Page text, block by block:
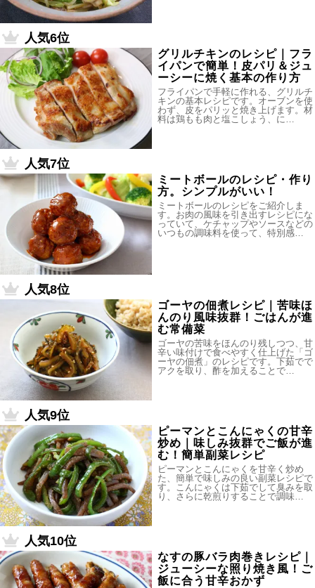
人気6位
グリルチキンのレシピ｜フラ
イパンで簡単！皮パリ＆ジュ
ーシーに焼く基本の作り方
フライパンで手軽に作れる、グリルチ
キンの基本レシピです。オーブンを使
わず、皮をパリッと焼き上げます。材
料は鶏もも肉と塩こしょう、に…
人気7位
ミートボールのレシピ・作り
方。シンプルがいい！
ミートボールのレシピをご紹介しま
す。お肉の風味を引き出すレシピにな
っていて、ケチャップやソースなどの
いつもの調味料を使って、特別感…
人気8位
ゴーヤの佃煮レシピ｜苦味ほ
んのり風味抜群！ごはんが進
む常備菜
ゴーヤの苦味をほんのり残しつつ、甘
辛い味付けで食べやすく仕上げた「ゴ
ーヤの佃煮」のレシピです。下茹でで
アクを取り、酢を加えることで…
人気9位
ピーマンとこんにゃくの甘辛
炒め｜味しみ抜群でご飯が進
む！簡単副菜レシピ
ピーマンとこんにゃくを甘辛く炒め
た、簡単で味しみの良い副菜レシピで
す。こんにゃくは下茹でして臭みを取
り、さらに乾煎りすることで調味…
人気10位
なすの豚バラ肉巻きレシピ｜
ジューシーな照り焼き風！ご
飯に合う甘辛おかず